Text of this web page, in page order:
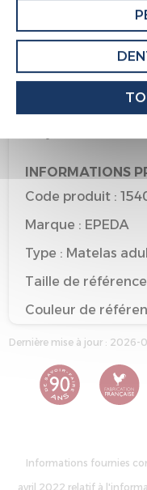
Recyclabilité du
Recyclable
QUALITÉS ET
Recyclabilité de
INFORMATIONS
Code produit :
Marque : EPEDA
Type : Matelas
Taille de référence
Couleur de
Dernière mise à jour : 2026-
Informations fournies
avril 2022 relatif à